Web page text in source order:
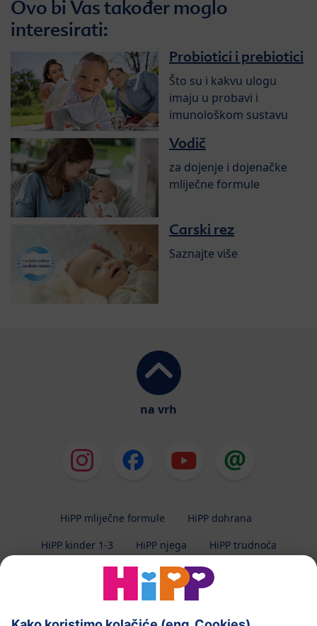
Ovo bi Vas također moglo
interesirati:
Probiotici i prebiotici
Što su i kakvu ulogu
imaju u probavi i
imunološkom sustavu
Vodič
za dojenje i dojenačke
mliječne formule
Carski rez
Saznajte više
na vrh
HiPP mliječne formule
HiPP dohrana
HiPP kinder 1-3
HiPP njega HiPP trudnoća
Zaštita privatnosti
Uvjeti korištenja